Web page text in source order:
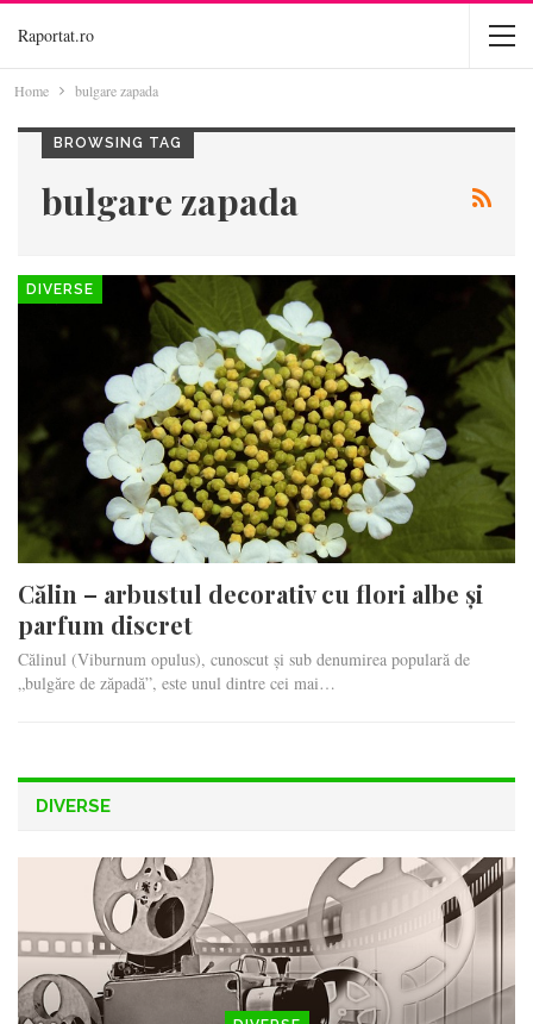
Raportat.ro
Home bulgare zapada
BROWSING TAG
bulgare zapada
DIVERSE
Călin – arbustul decorativ cu flori albe și
parfum discret
Călinul (Viburnum opulus), cunoscut și sub denumirea populară de
„bulgăre de zăpadă”, este unul dintre cei mai…
DIVERSE